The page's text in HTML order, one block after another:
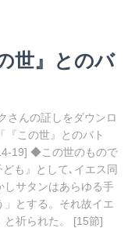
世』とのバ
さんの証しをダウンロ
の世』とのバト
◆この世のもので
も』として､イエス同
しサタンはあらゆる手
とする。それ故イエ
と祈られた。 [15節]